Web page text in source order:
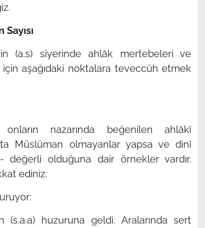
(a.s) siyerinde ahlâk mertebeleri ve
için aşağıdaki noktalara teveccüh etmek
onların nazarında beğenilen ahlâkî
Müslüman olmayanlar yapsa ve dinî
değerli olduğuna dair örnekler vardır.
ediniz:
(s.a.a) huzuruna geldi. Aralarında sert